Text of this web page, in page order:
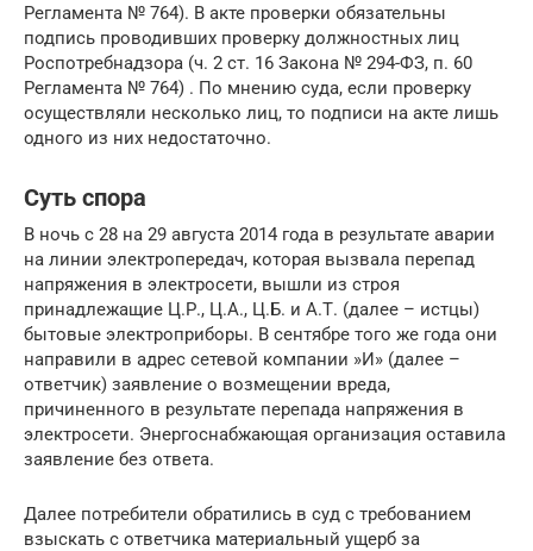
Регламента № 764). В акте проверки обязательны
подпись проводивших проверку должностных лиц
Роспотребнадзора (ч. 2 ст. 16 Закона № 294-ФЗ, п. 60
Регламента № 764) . По мнению суда, если проверку
осуществляли несколько лиц, то подписи на акте лишь
одного из них недостаточно.
Суть спора
В ночь с 28 на 29 августа 2014 года в результате аварии
на линии электропередач, которая вызвала перепад
напряжения в электросети, вышли из строя
принадлежащие Ц.Р., Ц.А., Ц.Б. и А.Т. (далее – истцы)
бытовые электроприборы. В сентябре того же года они
направили в адрес сетевой компании »И» (далее –
ответчик) заявление о возмещении вреда,
причиненного в результате перепада напряжения в
электросети. Энергоснабжающая организация оставила
заявление без ответа.
Далее потребители обратились в суд с требованием
взыскать с ответчика материальный ущерб за